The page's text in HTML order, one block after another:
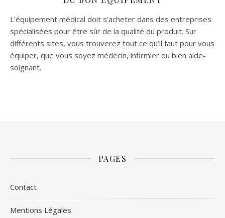
L’équipement médical doit s’acheter dans des entreprises
spécialisées pour être sûr de la qualité du produit. Sur
différents sites, vous trouverez tout ce qu’il faut pour vous
équiper, que vous soyez médecin, infirmier ou bien aide-
soignant.
PAGES
Contact
Mentions Légales